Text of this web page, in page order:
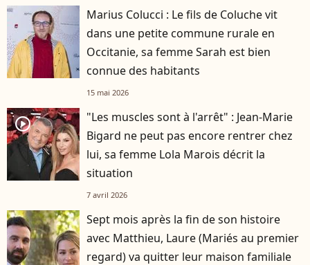
Marius Colucci : Le fils de Coluche vit
dans une petite commune rurale en
Occitanie, sa femme Sarah est bien
connue des habitants
15 mai 2026
player2
"Les muscles sont à l'arrêt" : Jean-Marie
Bigard ne peut pas encore rentrer chez
lui, sa femme Lola Marois décrit la
situation
7 avril 2026
Sept mois après la fin de son histoire
avec Matthieu, Laure (Mariés au premier
regard) va quitter leur maison familiale